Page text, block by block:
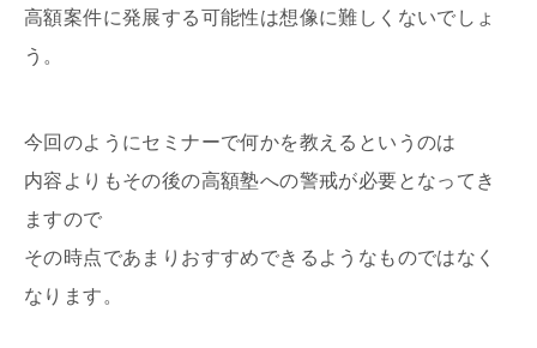
高額案件に発展する可能性は想像に難しくないでしょ
う。
今回のようにセミナーで何かを教えるというのは
内容よりもその後の高額塾への警戒が必要となってき
ますので
その時点であまりおすすめできるようなものではなく
なります。